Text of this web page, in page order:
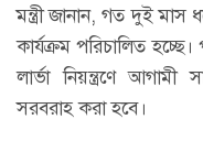
মন্ত্রী জানান, গত দুই মাস
কার্যক্রম পরিচালিত
লার্ভা নিয়ন্ত্রণে
সরবরাহ করা হবে।